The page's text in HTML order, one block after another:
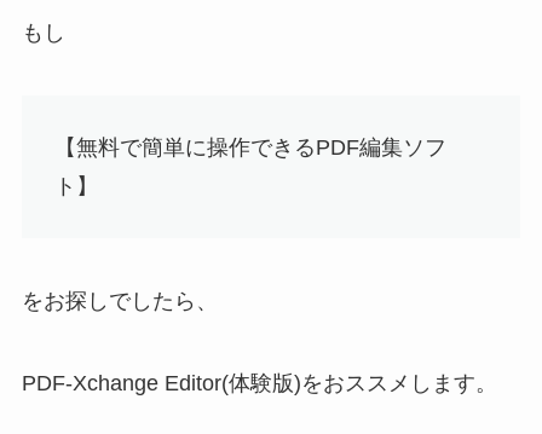
もし
【無料で簡単に操作できるPDF編集ソフ
ト】
をお探しでしたら、
PDF-Xchange Editor(体験版)をおススメします。